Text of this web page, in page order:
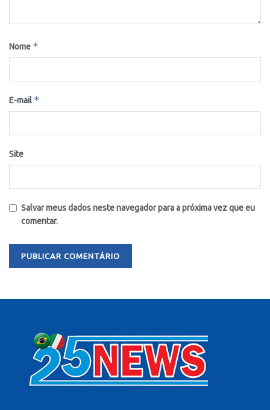
Nome *
E-mail *
Site
Salvar meus dados neste navegador para a próxima vez que eu
comentar.